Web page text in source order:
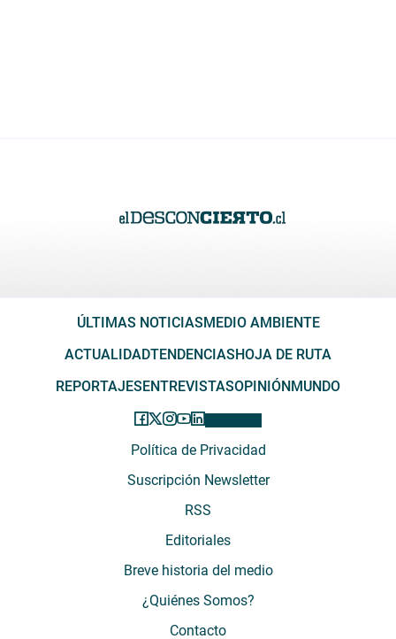
ÚLTIMAS NOTICIASMEDIO AMBIENTE
ACTUALIDADTENDENCIASHOJA DE RUTA
REPORTAJESENTREVISTASOPINIÓNMUNDO
Política de Privacidad
Suscripción Newsletter
RSS
Editoriales
Breve historia del medio
¿Quiénes Somos?
Contacto